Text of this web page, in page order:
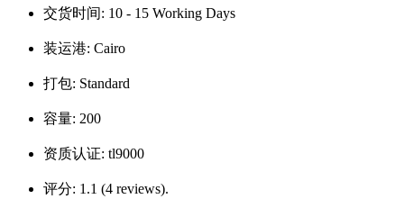
交货时间: 10 - 15 Working Days
装运港: Cairo
打包: Standard
容量: 200
资质认证: tl9000
评分: 1.1 (4 reviews).